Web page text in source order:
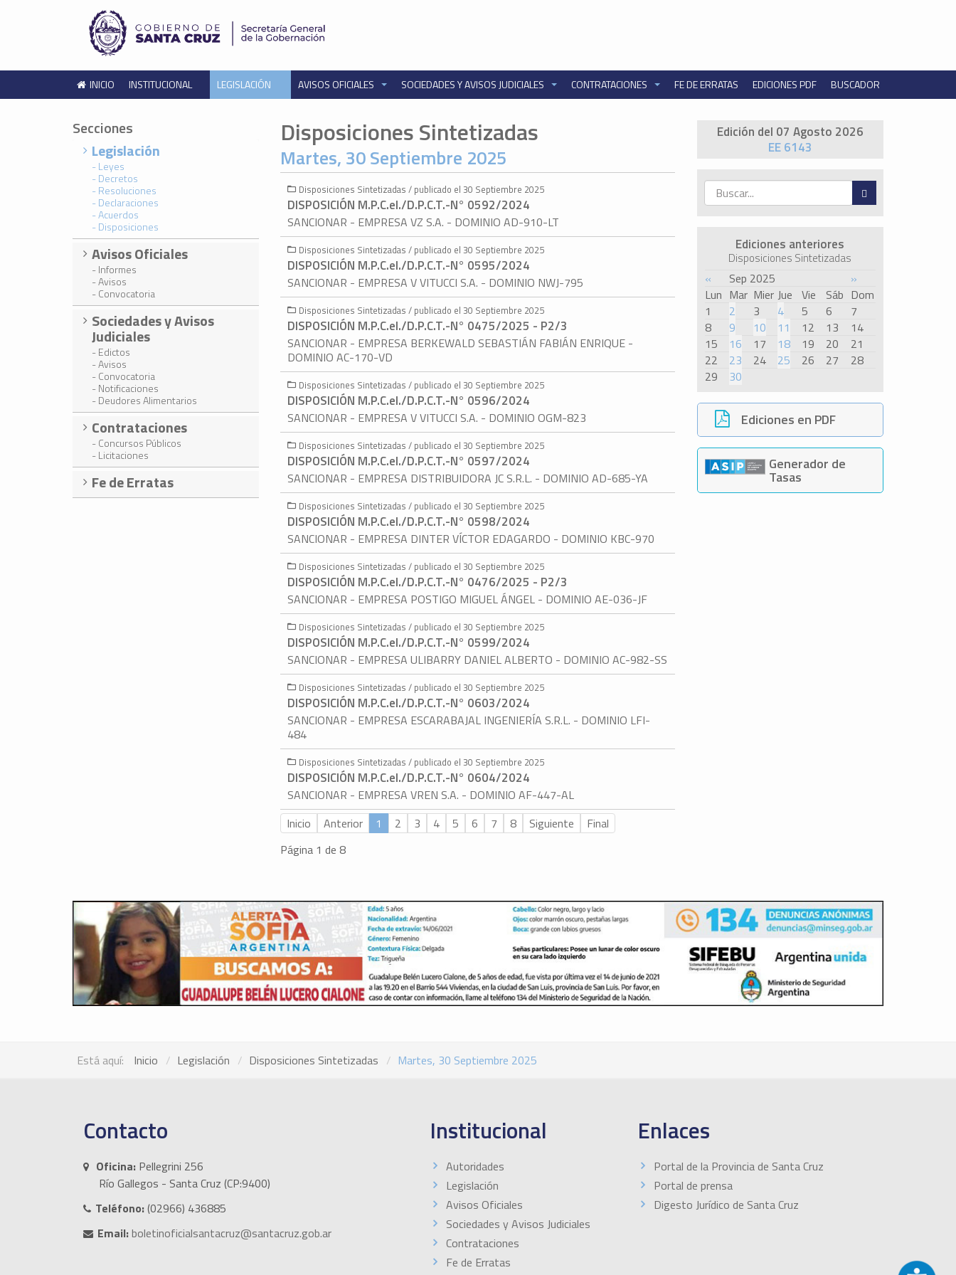
INICIO INSTITUCIONAL LEGISLACIÓN AVISOS OFICIALES SOCIEDADES Y AVISOS JUDICIALES CONTRATACIONES FE DE ERRATAS EDICIONES PDF BUSCADOR
Edición del 07 Agosto 2026
EE 6143
Ediciones anteriores
Disposiciones Sintetizadas
« Sep 2025
»
Lun Mar Mier Jue Vie Sáb Dom
1
2 3 4 5 6
7
8
9 10 11 12 13
14
15
16 17 18 19 20
21
22
23 24 25 26 27
28
29
30
Ediciones en PDF
Generador de
Tasas
Secciones
Legislación
- Leyes
- Decretos
- Resoluciones
- Declaraciones
- Acuerdos
- Disposiciones
Avisos Oficiales
- Informes
- Avisos
- Convocatoria
Sociedades y Avisos
Judiciales
- Edictos
- Avisos
- Convocatoria
- Notificaciones
- Deudores Alimentarios
Contrataciones
- Concursos Públicos
- Licitaciones
Fe de Erratas
Disposiciones Sintetizadas
Martes, 30 Septiembre 2025
Disposiciones Sintetizadas / publicado el 30 Septiembre 2025
DISPOSICIÓN M.P.C.eI./D.P.C.T.-N° 0592/2024
SANCIONAR - EMPRESA VZ S.A. - DOMINIO AD-910-LT
Disposiciones Sintetizadas / publicado el 30 Septiembre 2025
DISPOSICIÓN M.P.C.eI./D.P.C.T.-N° 0595/2024
SANCIONAR - EMPRESA V VITUCCI S.A. - DOMINIO NWJ-795
Disposiciones Sintetizadas / publicado el 30 Septiembre 2025
DISPOSICIÓN M.P.C.eI./D.P.C.T.-N° 0475/2025 - P2/3
SANCIONAR - EMPRESA BERKEWALD SEBASTIÁN FABIÁN ENRIQUE -
DOMINIO AC-170-VD
Disposiciones Sintetizadas / publicado el 30 Septiembre 2025
DISPOSICIÓN M.P.C.eI./D.P.C.T.-N° 0596/2024
SANCIONAR - EMPRESA V VITUCCI S.A. - DOMINIO OGM-823
Disposiciones Sintetizadas / publicado el 30 Septiembre 2025
DISPOSICIÓN M.P.C.eI./D.P.C.T.-N° 0597/2024
SANCIONAR - EMPRESA DISTRIBUIDORA JC S.R.L. - DOMINIO AD-685-YA
Disposiciones Sintetizadas / publicado el 30 Septiembre 2025
DISPOSICIÓN M.P.C.eI./D.P.C.T.-N° 0598/2024
SANCIONAR - EMPRESA DINTER VÍCTOR EDAGARDO - DOMINIO KBC-970
Disposiciones Sintetizadas / publicado el 30 Septiembre 2025
DISPOSICIÓN M.P.C.eI./D.P.C.T.-N° 0476/2025 - P2/3
SANCIONAR - EMPRESA POSTIGO MIGUEL ÁNGEL - DOMINIO AE-036-JF
Disposiciones Sintetizadas / publicado el 30 Septiembre 2025
DISPOSICIÓN M.P.C.eI./D.P.C.T.-N° 0599/2024
SANCIONAR - EMPRESA ULIBARRY DANIEL ALBERTO - DOMINIO AC-982-SS
Disposiciones Sintetizadas / publicado el 30 Septiembre 2025
DISPOSICIÓN M.P.C.eI./D.P.C.T.-N° 0603/2024
SANCIONAR - EMPRESA ESCARABAJAL INGENIERÍA S.R.L. - DOMINIO LFI-
484
Disposiciones Sintetizadas / publicado el 30 Septiembre 2025
DISPOSICIÓN M.P.C.eI./D.P.C.T.-N° 0604/2024
SANCIONAR - EMPRESA VREN S.A. - DOMINIO AF-447-AL
Inicio
Anterior 1 2 3 4 5 6 7 8 Siguiente
Final
Página 1 de 8
Está aquí: Inicio Legislación Disposiciones Sintetizadas Martes, 30 Septiembre 2025
Contacto
Oficina: Pellegrini 256
Río Gallegos - Santa Cruz (CP:9400)
Teléfono:(02966) 436885
Email:boletinoficialsantacruz@santacruz.gob.ar
Institucional
Autoridades
Legislación
Avisos Oficiales
Sociedades y Avisos Judiciales
Contrataciones
Fe de Erratas
Enlaces
Portal de la Provincia de Santa Cruz
Portal de prensa
Digesto Jurídico de Santa Cruz